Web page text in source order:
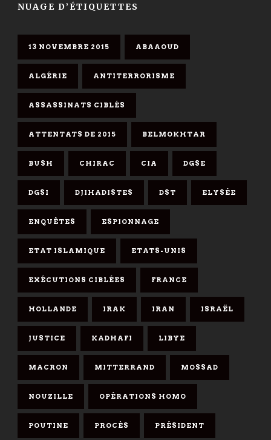
NUAGE D’ÉTIQUETTES
13 NOVEMBRE 2015 ABAAOUD
ALGÉRIE ANTITERRORISME
ASSASSINATS CIBLÉS
ATTENTATS DE 2015 BELMOKHTAR
BUSH CHIRAC CIA DGSE
DGSI DJIHADISTES DST ELYSÉE
ENQUÊTES ESPIONNAGE
ETAT ISLAMIQUE ETATS-UNIS
EXÉCUTIONS CIBLÉES FRANCE
HOLLANDE IRAK IRAN ISRAËL
JUSTICE KADHAFI LIBYE
MACRON MITTERRAND MOSSAD
NOUZILLE OPÉRATIONS HOMO
POUTINE PROCÈS PRÉSIDENT